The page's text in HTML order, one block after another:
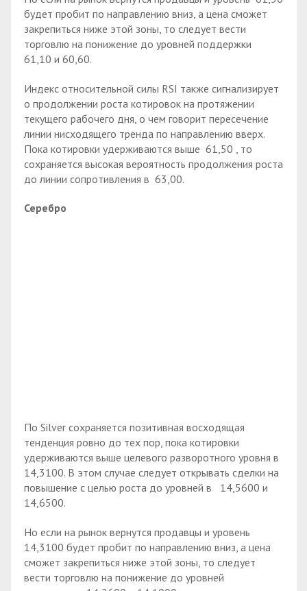
будет пробит по направлению вниз, а цена сможет
закрепиться ниже этой зоны, то следует вести
торговлю на понижение до уровней поддержки
61,10 и 60,60.
Индекс относительной силы RSI также сигнализирует
о продолжении роста котировок на протяжении
текущего рабочего дня, о чем говорит пересечение
линии нисходящего тренда по направлению вверх.
Пока котировки удерживаются выше 61,50 , то
сохраняется высокая вероятность продолжения роста
до линии сопротивления в 63,00.
Серебро
По Silver сохраняется позитивная восходящая
тенденция ровно до тех пор, пока котировки
удерживаются выше целевого разворотного уровня в
14,3100. В этом случае следует открывать сделки на
повышение с целью роста до уровней в 14,5600 и
14,6500.
Но если на рынок вернутся продавцы и уровень
14,3100 будет пробит по направлению вниз, а цена
сможет закрепиться ниже этой зоны, то следует
вести торговлю на понижение до уровней